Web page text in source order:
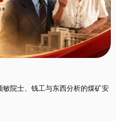
院士、钱工与东西分析的煤矿安